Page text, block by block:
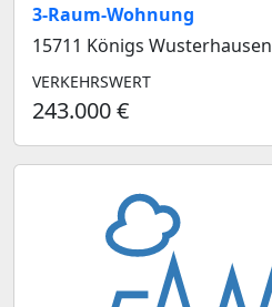
3-Raum-Wohnung
15711 Königs Wusterhausen
VERKEHRSWERT
243.000 €